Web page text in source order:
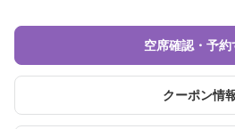
空席確認・予約
クーポン情